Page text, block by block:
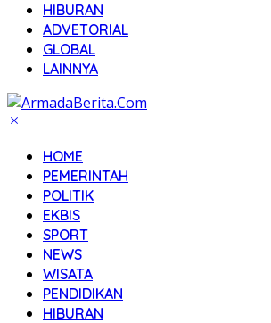
HIBURAN
ADVETORIAL
GLOBAL
LAINNYA
HOME
PEMERINTAH
POLITIK
EKBIS
SPORT
NEWS
WISATA
PENDIDIKAN
HIBURAN